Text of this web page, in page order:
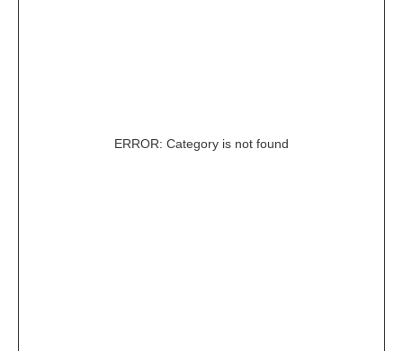
ERROR: Category is not found